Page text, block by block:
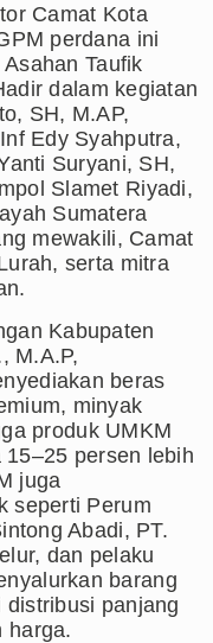
Surati SMPN
Bukan Karena
Hasina Hadapi
Swedia 8
Kinerja Kadis
Kelapa di Nias
Camat Kota
perdana ini
Taufik
dalam kegiatan
SH, M.AP,
Edy Syahputra,
Suryani, SH,
Slamet Riyadi,
Sumatera
mewakili, Camat
serta mitra
Kabupaten
M.A.P,
beras
minyak
produk UMKM
persen lebih
juga
seperti Perum
Abadi, PT.
dan pelaku
barang
panjang
harga.